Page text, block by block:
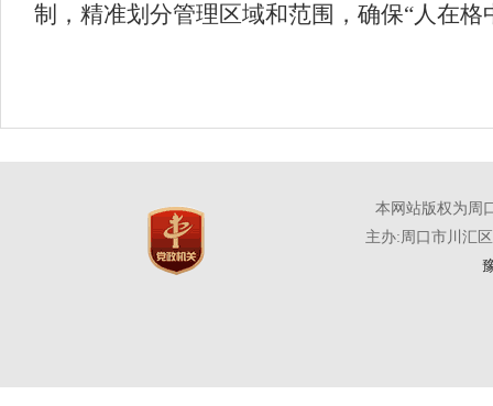
制，精准划分管理区域和范围，确保“人在
本网站版权为周
主办:周口市川汇